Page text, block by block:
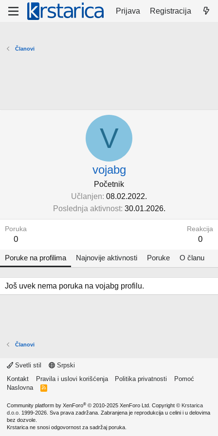
Prijava Registracija
Članovi
V
vojabg
Početnik
Učlanjen 08.02.2022.
Poslednja aktivnost 30.01.2026.
Poruka
0
Reakcija
0
Poruke na profilima Najnovije aktivnosti Poruke O članu
Još uvek nema poruka na vojabg profilu.
Članovi
Svetli stil
Srpski
Kontakt
Pravila i uslovi korišćenja Politika privatnosti
Pomoć
Naslovna
R
Community platform by XenForo® © 2010-2025 XenForo Ltd. Copyright © Krstarica
d.o.o. 1999-2026. Sva prava zadržana. Zabranjena je reprodukcija u celini i u delovima
bez dozvole.
Krstarica ne snosi odgovornost za sadržaj poruka.